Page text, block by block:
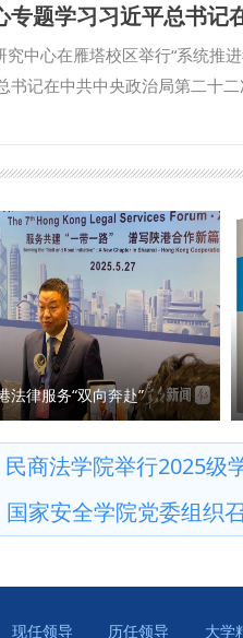
中心在雁塔校区举行“系统推
记在中共中央政治局第二十
，校党委副书记、马克思主
工作给予肯定，并从站稳立场
要注重系统观念，立足国家级
建设；要不断提高政治站位，
要以问题为导向，学习贯彻习
的宗教工作。 与会人员集体
彭瑞花教授汇报了马克思主义
主线、依法治理宗教事务、加
2025年度课题负责人等分别围
：彭瑞花 审核：李政敏）
法律服务“双向奔赴”
民商法学院举行2025级
国家安全学院党委组织
现任领导 历任领导 大学